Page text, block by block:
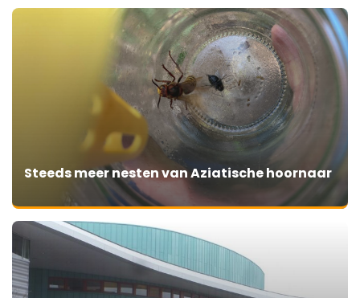
Steeds meer nesten van Aziatische hoornaar